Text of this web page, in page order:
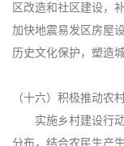
区改造和社区建设，
加快地震易发区房屋
历史文化保护，塑造
（十六）积极推动农
实施乡村建设行
分布，结合农民生产